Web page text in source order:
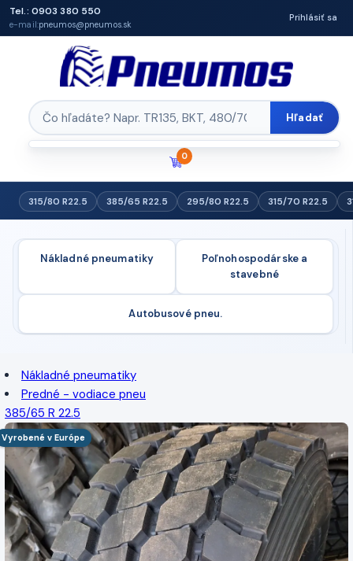
Tel.: 0903 380 550
e-mail:pneumos@pneumos.sk
Prihlásiť sa
Hľadať
0
315/80 R22.5 385/65 R22.5 295/80 R22.5 315/70 R22.5
Nákladné pneumatiky
Poľnohospodárske a
stavebné
Autobusové pneu.
Nákladné pneumatiky
Predné - vodiace pneu
385/65 R 22.5
Vyrobené v Európe